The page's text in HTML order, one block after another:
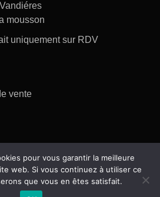
mousson
uniquement sur RDV
vente
pour vous garantir la meilleure
web. Si vous continuez à utiliser ce
que vous en êtes satisfait.